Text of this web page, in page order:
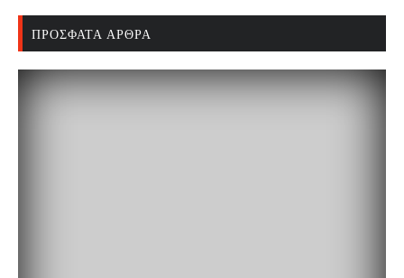
ΠΡΌΣΦΑΤΑ ΆΡΘΡΑ